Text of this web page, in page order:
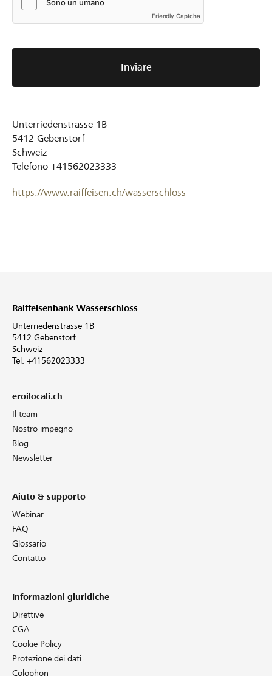
Friendly Captcha
Inviare
Unterriedenstrasse 1B
5412 Gebenstorf
Schweiz
Telefono +41562023333
https://www.raiffeisen.ch/wasserschloss
Raiffeisenbank Wasserschloss
Unterriedenstrasse 1B
5412 Gebenstorf
Schweiz
Tel. +41562023333
eroilocali.ch
Il team
Nostro impegno
Blog
Newsletter
Aiuto & supporto
Webinar
FAQ
Glossario
Contatto
Informazioni giuridiche
Direttive
CGA
Cookie Policy
Protezione dei dati
Colophon